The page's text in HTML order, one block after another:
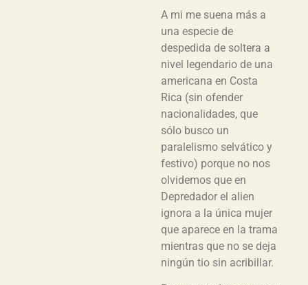
A mi me suena más a
una especie de
despedida de soltera a
nivel legendario de una
americana en Costa
Rica (sin ofender
nacionalidades, que
sólo busco un
paralelismo selvático y
festivo) porque no nos
olvidemos que en
Depredador el alien
ignora a la única mujer
que aparece en la trama
mientras que no se deja
ningún tio sin acribillar.